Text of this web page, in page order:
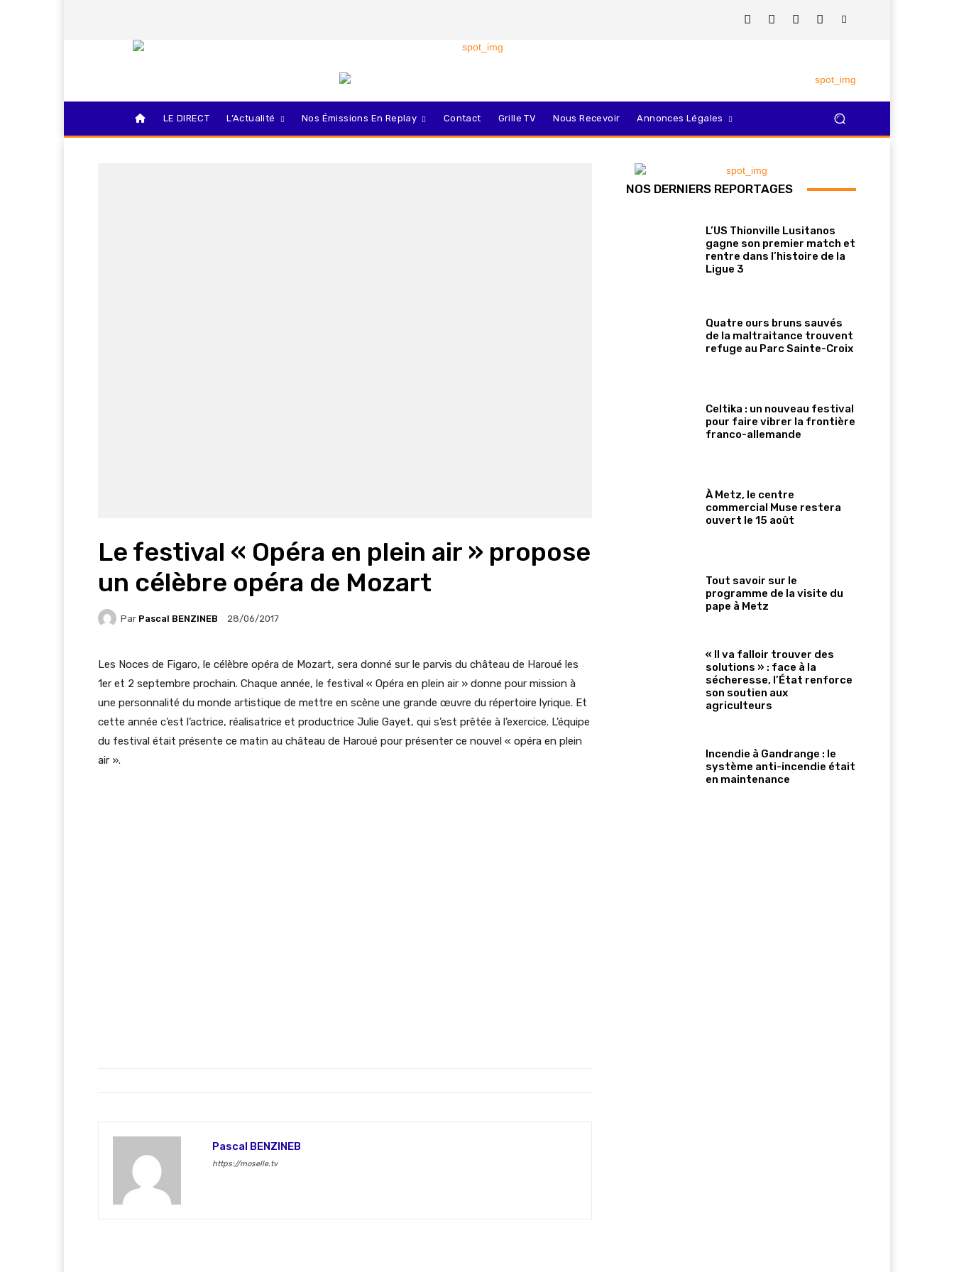
LE DIRECT L’Actualité Nos Émissions En Replay Contact Grille TV Nous Recevoir Annonces Légales
Le festival « Opéra en plein air » propose
un célèbre opéra de Mozart
Par Pascal BENZINEB 28/06/2017
Les Noces de Figaro, le célèbre opéra de Mozart, sera donné sur le parvis du château de Haroué les
1er et 2 septembre prochain. Chaque année, le festival « Opéra en plein air » donne pour mission à
une personnalité du monde artistique de mettre en scène une grande œuvre du répertoire lyrique. Et
cette année c’est l’actrice, réalisatrice et productrice Julie Gayet, qui s’est prêtée à l’exercice. L’équipe
du festival était présente ce matin au château de Haroué pour présenter ce nouvel « opéra en plein
air ».
Pascal BENZINEB
https://moselle.tv
NOS DERNIERS REPORTAGES
L’US Thionville Lusitanos
gagne son premier match et
rentre dans l’histoire de la
Ligue 3
Quatre ours bruns sauvés
de la maltraitance trouvent
refuge au Parc Sainte-Croix
Celtika : un nouveau festival
pour faire vibrer la frontière
franco-allemande
À Metz, le centre
commercial Muse restera
ouvert le 15 août
Tout savoir sur le
programme de la visite du
pape à Metz
« Il va falloir trouver des
solutions » : face à la
sécheresse, l’État renforce
son soutien aux
agriculteurs
Incendie à Gandrange : le
système anti-incendie était
en maintenance